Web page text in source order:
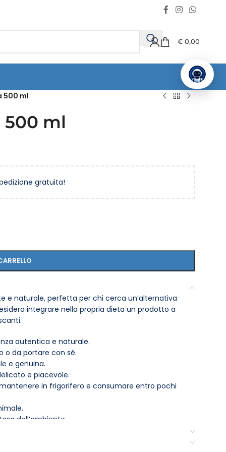
€ 0,00
500 ml
500 ml
gratuita!
e naturale, perfetta per chi cerca un’alternativa
integrare nella propria dieta un prodotto a
autentica e naturale.
o da portare con sé.
e genuina.
e piacevole.
in frigorifero e consumare entro pochi
dell’ambiente.